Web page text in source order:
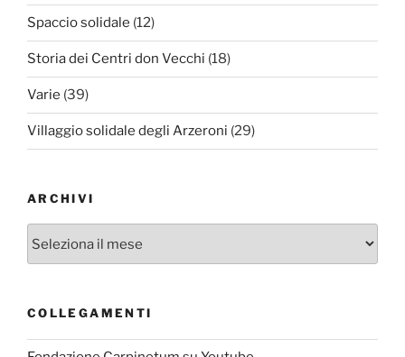
Spaccio solidale (12)
Storia dei Centri don Vecchi (18)
Varie (39)
Villaggio solidale degli Arzeroni (29)
ARCHIVI
Archivi
COLLEGAMENTI